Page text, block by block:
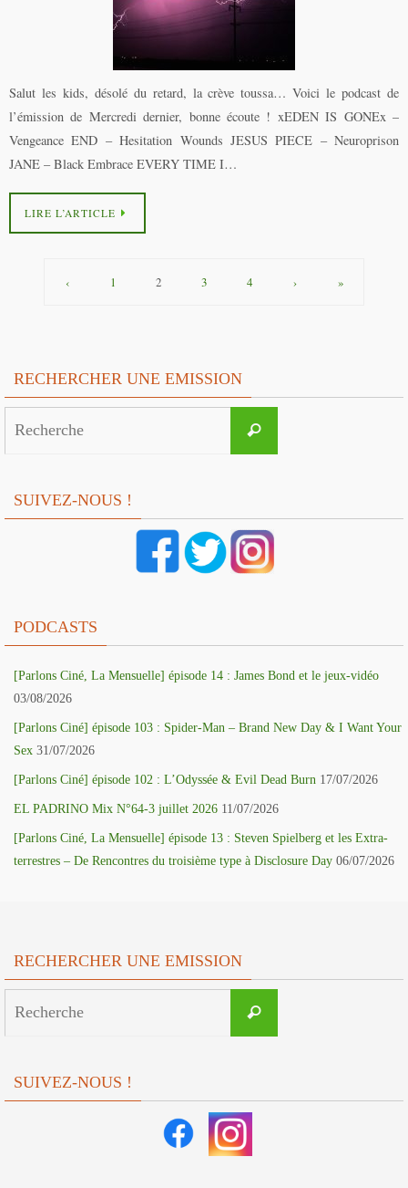
Salut les kids, désolé du retard, la crève toussa… Voici le podcast de
l’émission de Mercredi dernier, bonne écoute ! xEDEN IS GONEx –
Vengeance END – Hesitation Wounds JESUS PIECE – Neuroprison
JANE – Black Embrace EVERY TIME I…
LIRE L’ARTICLE
‹ 1 2 3 4 › »
RECHERCHER UNE EMISSION
Recherche
SUIVEZ-NOUS !
PODCASTS
[Parlons Ciné, La Mensuelle] épisode 14 : James Bond et le jeux-vidéo
03/08/2026
[Parlons Ciné] épisode 103 : Spider-Man – Brand New Day & I Want Your
Sex 31/07/2026
[Parlons Ciné] épisode 102 : L’Odyssée & Evil Dead Burn 17/07/2026
EL PADRINO Mix N°64-3 juillet 2026 11/07/2026
[Parlons Ciné, La Mensuelle] épisode 13 : Steven Spielberg et les Extra-
terrestres – De Rencontres du troisième type à Disclosure Day 06/07/2026
RECHERCHER UNE EMISSION
Recherche
SUIVEZ-NOUS !